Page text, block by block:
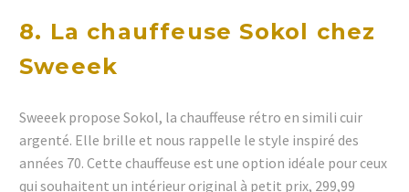
8. La chauffeuse Sokol chez
Sweeek
Sweeek propose Sokol, la chauffeuse rétro en simili cuir
argenté. Elle brille et nous rappelle le style inspiré des
années 70. Cette chauffeuse est une option idéale pour ceux
qui souhaitent un intérieur original à petit prix, 299,99